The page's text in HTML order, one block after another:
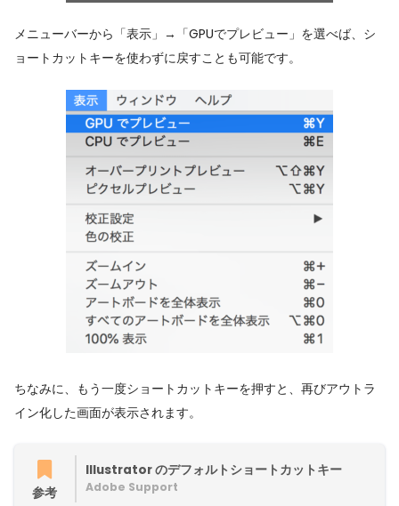
メニューバーから「表示」→「GPUでプレビュー」を選べば、シ
ョートカットキーを使わずに戻すことも可能です。
ちなみに、もう一度ショートカットキーを押すと、再びアウトラ
イン化した画面が表示されます。
参考
Illustrator のデフォルトショートカットキー
Adobe Support